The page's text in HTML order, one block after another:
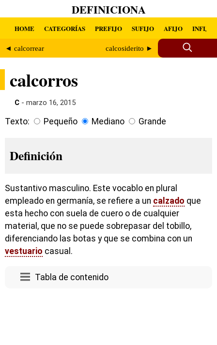
DEFINICIONA
HOME CATEGORÍAS PREFIJO SUFIJO AFIJO INFIJO
◄ calcorrear calcosiderito ►
calcorros
C - marzo 16, 2015
Texto: Pequeño Mediano Grande
Definición
Sustantivo masculino. Este vocablo en plural
empleado en germanía, se refiere a un calzado que
esta hecho con suela de cuero o de cualquier
material, que no se puede sobrepasar del tobillo,
diferenciando las botas y que se combina con un
vestuario casual.
Tabla de contenido